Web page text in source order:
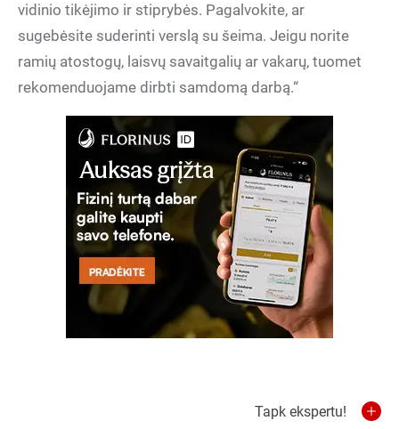
vidinio tikėjimo ir stiprybės. Pagalvokite, ar
sugebėsite suderinti verslą su šeima. Jeigu norite
ramių atostogų, laisvų savaitgalių ar vakarų, tuomet
rekomenduojame dirbti samdomą darbą.“
Tapk ekspertu!